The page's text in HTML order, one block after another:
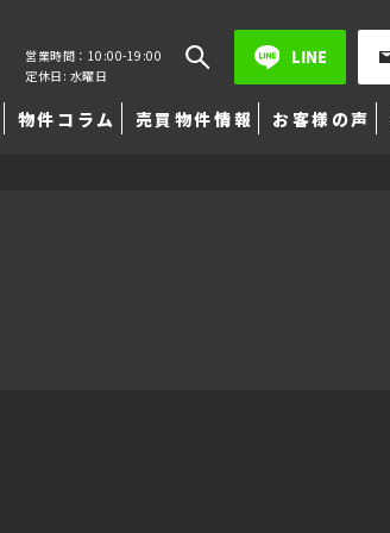
営業時間：10:00-19:00
定休日: 水曜日
LINE
物件コラム 売買物件情報 お客様の声